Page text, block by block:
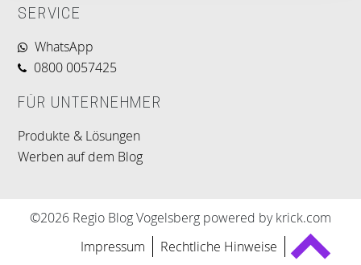
SERVICE
WhatsApp
0800 0057425
FÜR UNTERNEHMER
Produkte & Lösungen
Werben auf dem Blog
©2026 Regio Blog Vogelsberg powered by krick.com
Impressum
Rechtliche Hinweise